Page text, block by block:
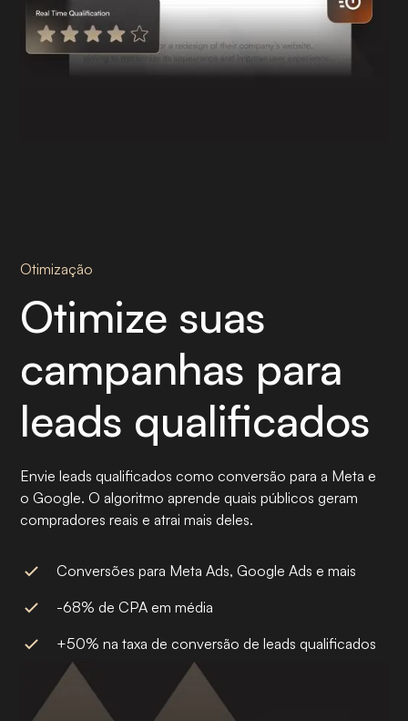
Otimização
Otimize suas
campanhas para
leads qualificados
Envie leads qualificados como conversão para a Meta e
o Google. O algoritmo aprende quais públicos geram
compradores reais e atrai mais deles.
Conversões para Meta Ads, Google Ads e mais
-68% de CPA em média
+50% na taxa de conversão de leads qualificados